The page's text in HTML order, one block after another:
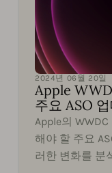
2024년 06월 20일
Apple
주요 ASO
Apple의
해야 할 주요
러한 변화를 분